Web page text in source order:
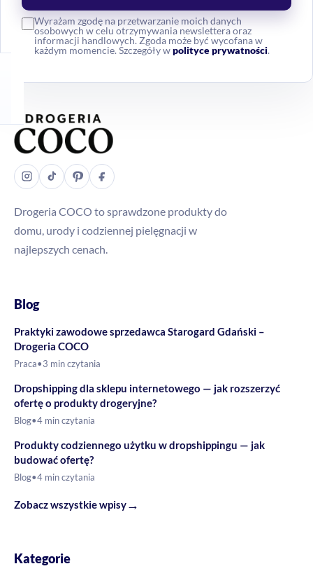
Wyrażam zgodę na przetwarzanie moich danych
osobowych w celu otrzymywania newslettera oraz
informacji handlowych. Zgoda może być wycofana w
każdym momencie. Szczegóły wpolityce prywatności.
Drogeria COCO to sprawdzone produkty do
domu, urody i codziennej pielęgnacji w
najlepszych cenach.
Blog
Praktyki zawodowe sprzedawca Starogard Gdański –
Drogeria COCO
Praca•3 min czytania
Dropshipping dla sklepu internetowego — jak rozszerzyć
ofertę o produkty drogeryjne?
Blog•4 min czytania
Produkty codziennego użytku w dropshippingu — jak
budować ofertę?
Blog•4 min czytania
Zobacz wszystkie wpisy→
Kategorie